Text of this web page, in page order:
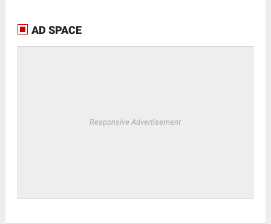
AD SPACE
Responsive Advertisement